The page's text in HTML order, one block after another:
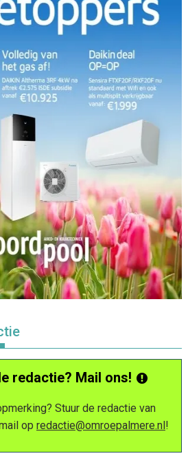
redactie? Mail ons!
Stuur de redactie van
op redactie@omroepalmere.nl!